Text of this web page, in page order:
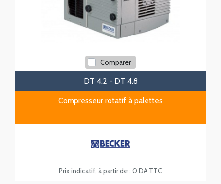
Comparer
DT 4.2 - DT 4.8
Compresseur rotatif à palettes
Prix indicatif, à partir de : 0 DA TTC